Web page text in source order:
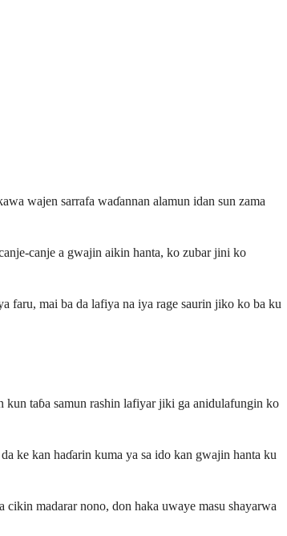
wajen sarrafa waɗannan alamun idan sun zama
canje a gwajin aikin hanta, ko zubar jini ko
faru, mai ba da lafiya na iya rage saurin jiko ko ba ku
taɓa samun rashin lafiyar jiki ga anidulafungin ko
ke kan haɗarin kuma ya sa ido kan gwajin hanta ku
madarar nono, don haka uwaye masu shayarwa